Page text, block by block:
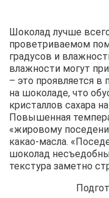
Шоколад лучше
проветриваемом
градусов и
влажности могут
– это проявляется в
на шоколаде, что
кристаллов сахара
Повышенная
«жировому
какао-масла.
шоколад
текстура заметно